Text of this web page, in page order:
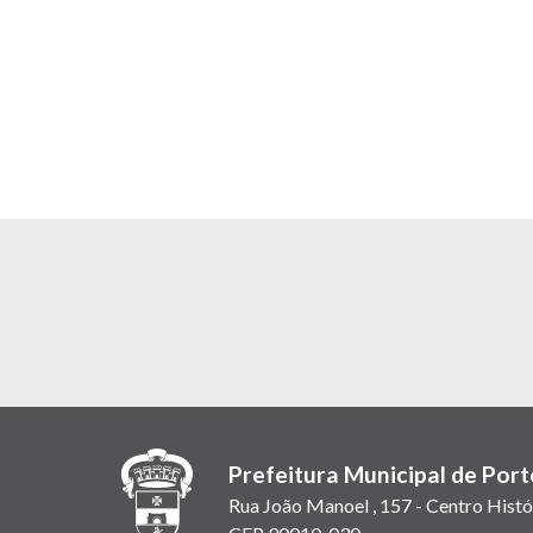
Prefeitura Municipal de
Rua João Manoel , 157 - Centro